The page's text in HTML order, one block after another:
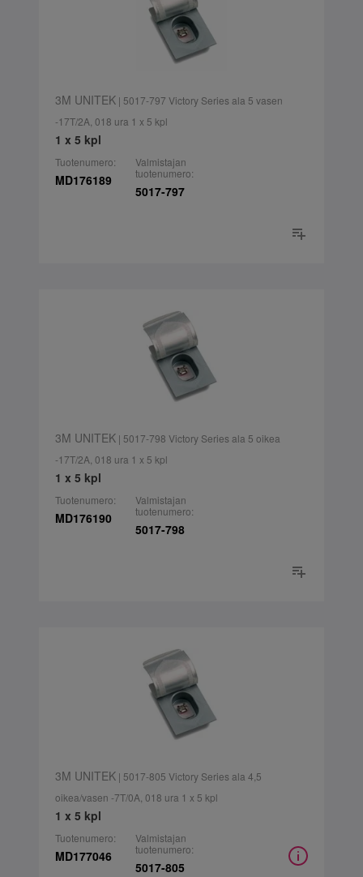
3M UNITEK| 5017-797 Victory Series ala 5 vasen
-17T/2A, 018 ura 1 x 5 kpl
1 x 5 kpl
Tuotenumero:
MD176189
Valmistajan
tuotenumero:
5017-797
3M UNITEK| 5017-798 Victory Series ala 5 oikea
-17T/2A, 018 ura 1 x 5 kpl
1 x 5 kpl
Tuotenumero:
MD176190
Valmistajan
tuotenumero:
5017-798
3M UNITEK| 5017-805 Victory Series ala 4,5
oikea/vasen -7T/0A, 018 ura 1 x 5 kpl
1 x 5 kpl
Tuotenumero:
MD177046
Valmistajan
tuotenumero:
5017-805